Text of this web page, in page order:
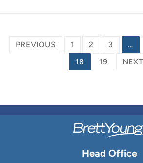
PostsPREVIOUS 1 2 3 …
18
19 NEXT
Head Office